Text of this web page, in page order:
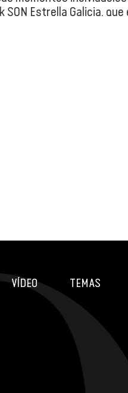
SON Estrella Galicia,
VÍDEO TEMAS